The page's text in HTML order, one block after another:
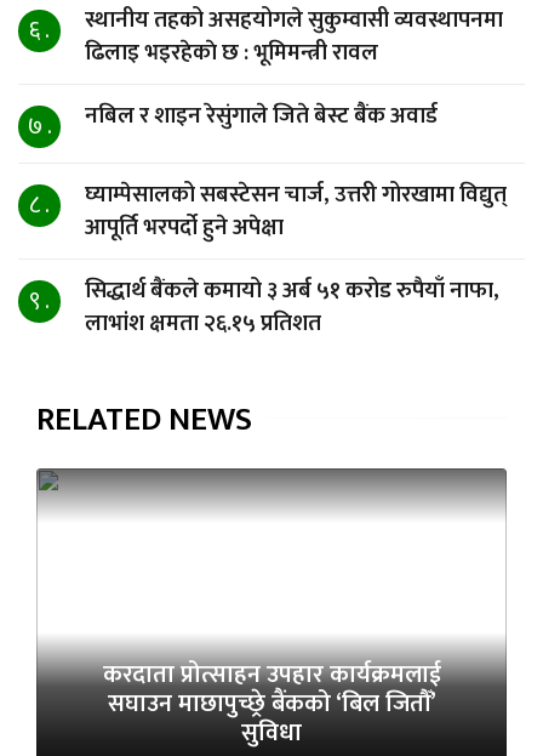
६ .
स्थानीय तहको असहयोगले सुकुम्वासी व्यवस्थापनमा
ढिलाइ भइरहेकाे छ : भूमिमन्त्री रावल
७ . नबिल र शाइन रेसुंगाले जिते बेस्ट बैंक अवार्ड
८ .
घ्याम्पेसालको सबस्टेसन चार्ज, उत्तरी गोरखामा विद्युत्
आपूर्ति भरपर्दो हुने अपेक्षा
९ .
सिद्धार्थ बैंकले कमायो ३ अर्ब ५१ करोड रुपैयाँ नाफा,
लाभांश क्षमता २६.१५ प्रतिशत
RELATED NEWS
करदाता प्रोत्साहन उपहार कार्यक्रमलाई
सघाउन माछापुच्छ्रे बैंकको ‘बिल जितौँ’
सुविधा